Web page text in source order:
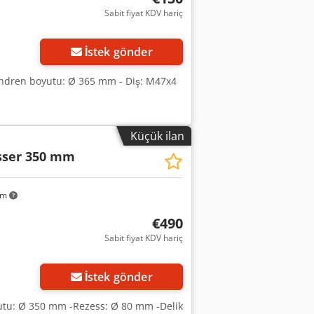
Sabit fiyat KDV hariç
İstek gönder
boyutu: Ø 365 mm - Diş: M47x4
Küçük ilan
350 mm
€490
Sabit fiyat KDV hariç
İstek gönder
Ø 350 mm -Rezess: Ø 80 mm -Delik